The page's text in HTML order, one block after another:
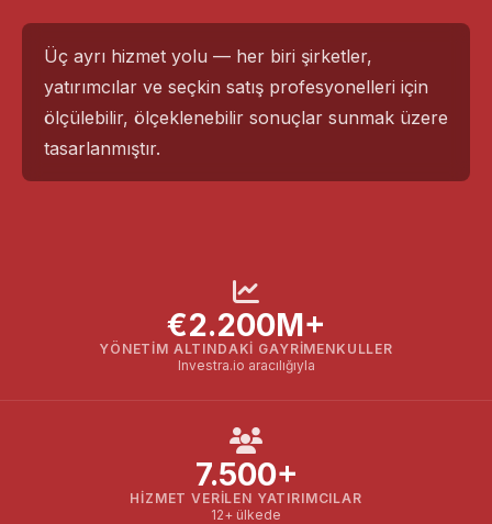
Üç ayrı hizmet yolu — her biri şirketler,
yatırımcılar ve seçkin satış profesyonelleri için
ölçülebilir, ölçeklenebilir sonuçlar sunmak üzere
tasarlanmıştır.
€2.200M+
YÖNETIM ALTINDAKI GAYRIMENKULLER
Investra.io aracılığıyla
7.500+
HIZMET VERILEN YATIRIMCILAR
12+ ülkede